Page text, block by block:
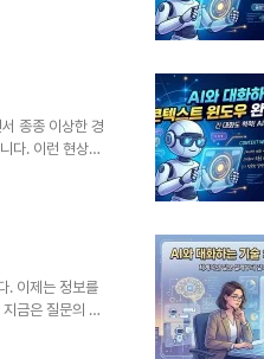
상황이 전달됩
니다.사람처럼
.멀티모달은 여
종종 이상한 경
다. 이런 현상의
처리할 수 있는
구조를 이해해
문장을 그대로
. 이제는 정보를
금은 질문의 품
단순한 정보